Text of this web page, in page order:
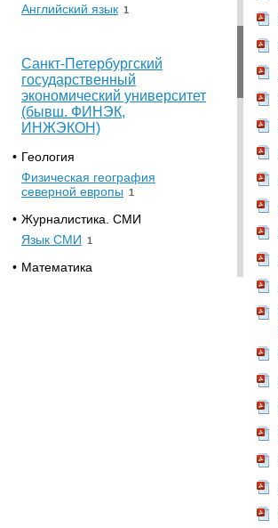
Английский язык 1
Санкт-Петербургский
государственный
экономический университет
(бывш. ФИНЭК,
ИНЖЭКОН)
• Геология
Физическая география
северной европы 1
• Журналистика. СМИ
Язык СМИ 1
• Математика